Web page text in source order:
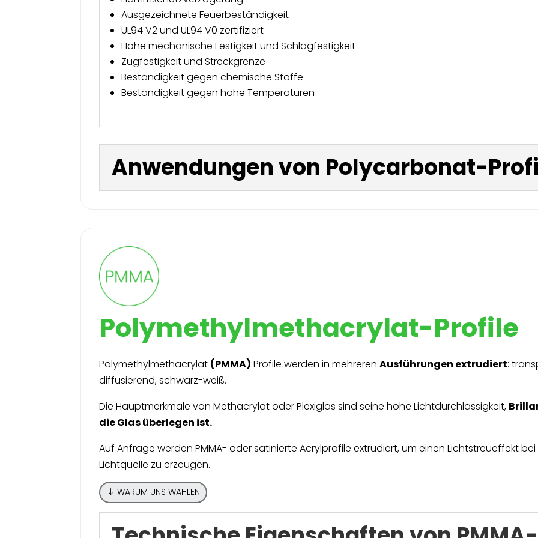
Ausgezeichnete Feuerbeständigkeit
UL94 V2 und UL94 V0 zertifiziert
Hohe mechanische Festigkeit und Schlagfestigkeit
Zugfestigkeit und Streckgrenze
Beständigkeit gegen chemische Stoffe
Beständigkeit gegen hohe Temperaturen
Anwendungen von Polycarbonat-
Polymethylmethacrylat-Profile
Polymethylmethacrylat (PMMA) Profile werden in mehrerenAusführungen extrudiert:
diffusierend, schwarz-weiß.
Die Hauptmerkmale von Methacrylat oder Plexiglas sind seine hohe Lichtdurchlässigkeit,
die Glas überlegen ist.
Auf Anfrage werden PMMA- oder satinierte Acrylprofile extrudiert, um einen Lichtstreueffekt bei
Lichtquelle zu erzeugen.
WARUM UNS WÄHLEN